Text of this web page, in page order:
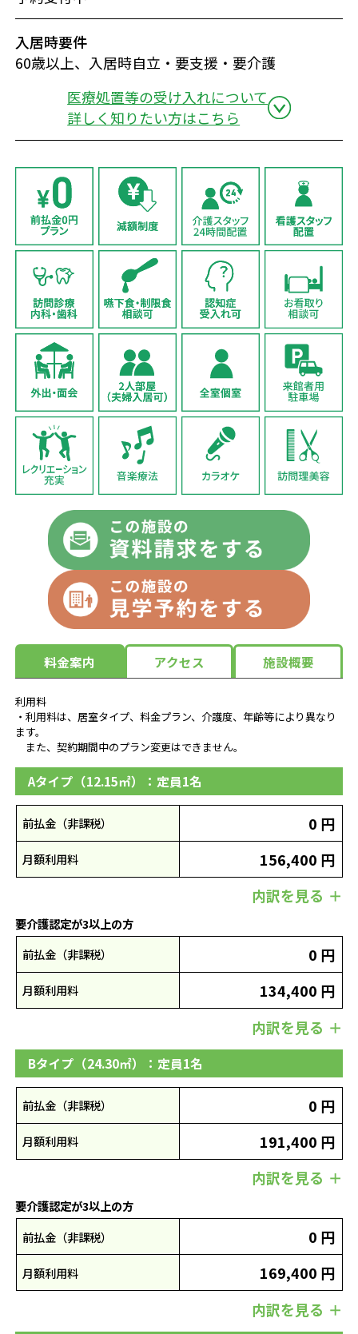
入居時要件
60歳以上、入居時自立・要支援・要介護
医療処置等の受け入れについて
詳しく知りたい方はこちら
料金案内 アクセス 施設概要
利用料
・利用料は、居室タイプ、料金プラン、介護度、年齢等により異なり
ます。
また、契約期間中のプラン変更はできません。
Aタイプ（12.15㎡）：定員1名
前払金（非課税） 0 円
月額利用料
156,400 円
内訳を見る
要介護認定が3以上の方
前払金（非課税）
0 円
月額利用料
134,400 円
内訳を見る
Bタイプ（24.30㎡）：定員1名
前払金（非課税） 0 円
月額利用料
191,400 円
内訳を見る
要介護認定が3以上の方
前払金（非課税）
0 円
月額利用料
169,400 円
内訳を見る